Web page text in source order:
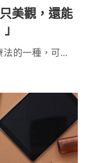
美觀，還能
法的一種，可…